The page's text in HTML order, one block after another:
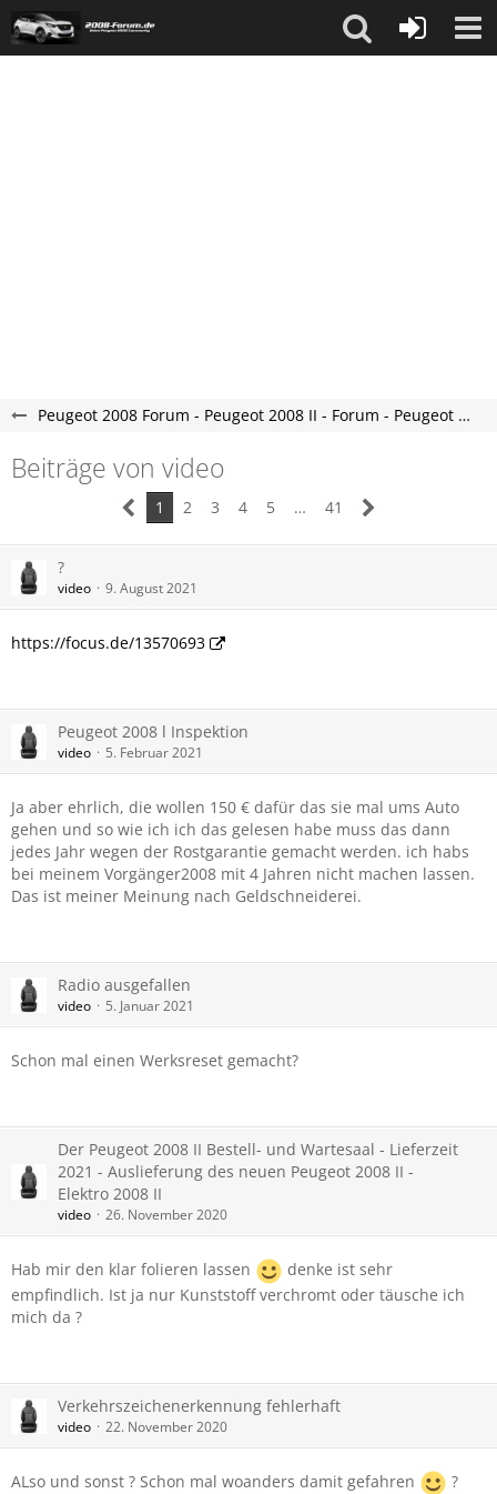
Peugeot 2008 Forum - Peugeot 2008 II - Forum - Peugeot e-2008 Forum
Beiträge von video
1 2 3 4 5 … 41
?
video 9. August 2021
https://focus.de/13570693
Peugeot 2008 l Inspektion
video 5. Februar 2021
Ja aber ehrlich, die wollen 150 € dafür das sie mal ums Auto
gehen und so wie ich ich das gelesen habe muss das dann
jedes Jahr wegen der Rostgarantie gemacht werden. ich habs
bei meinem Vorgänger2008 mit 4 Jahren nicht machen lassen.
Das ist meiner Meinung nach Geldschneiderei.
Radio ausgefallen
video 5. Januar 2021
Schon mal einen Werksreset gemacht?
Der Peugeot 2008 II Bestell- und Wartesaal - Lieferzeit
2021 - Auslieferung des neuen Peugeot 2008 II -
Elektro 2008 II
video 26. November 2020
Hab mir den klar folieren lassen
denke ist sehr
empfindlich. Ist ja nur Kunststoff verchromt oder täusche ich
mich da ?
Verkehrszeichenerkennung fehlerhaft
video 22. November 2020
ALso und sonst ? Schon mal woanders damit gefahren
?